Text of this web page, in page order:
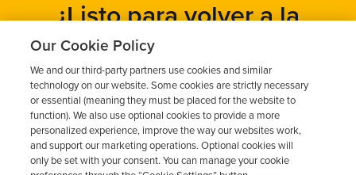
¿Listo para volver a la
carretera?
Obtén un presupuesto gratuito en cuestión de minutos y
programa tu instalación hoy mismo.
Solicita un presupuesto gratuito
Our Cookie Policy
We and our third-party partners use cookies and similar
technology on our website. Some cookies are strictly necessary
or essential (meaning they must be placed for the website to
function). We also use optional cookies to provide a more
personalized experience, improve the way our websites work,
and support our marketing operations. Optional cookies will
only be set with your consent. You can manage your cookie